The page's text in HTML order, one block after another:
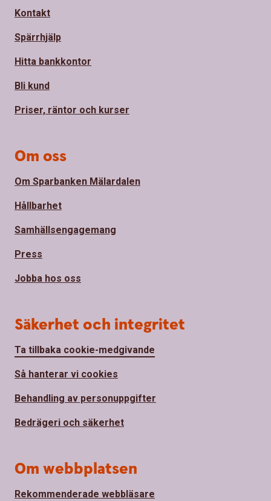
Kontakt
Spärrhjälp
Hitta bankkontor
Bli kund
Priser, räntor och kurser
Om oss
Om Sparbanken Mälardalen
Hållbarhet
Samhällsengagemang
Press
Jobba hos oss
Säkerhet och integritet
Ta tillbaka cookie-medgivande
Så hanterar vi cookies
Behandling av personuppgifter
Bedrägeri och säkerhet
Om webbplatsen
Rekommenderade webbläsare